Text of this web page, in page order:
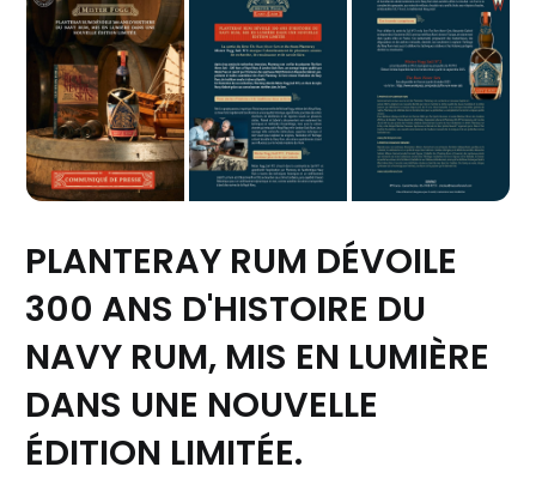
PLANTERAY RUM DÉVOILE
300 ANS D'HISTOIRE DU
NAVY RUM, MIS EN LUMIÈRE
DANS UNE NOUVELLE
ÉDITION LIMITÉE.